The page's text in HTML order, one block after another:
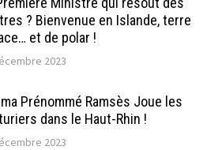
? Bienvenue en Islande, terre
et de polar !
2023
Prénommé Ramsès Joue les
dans le Haut-Rhin !
2023